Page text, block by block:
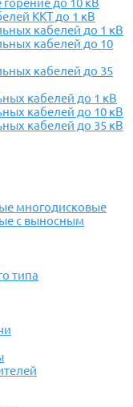
до 10 кВ
ККТ до 1 кВ
кабелей до 1 кВ
кабелей до 10
кабелей до 35
кабелей до 1 кВ
кабелей до 10 кВ
кабелей до 35 кВ
многодисковые
с выносным
типа